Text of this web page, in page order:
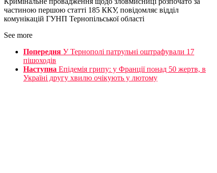
частиною першою статті 185 ККУ, повідомляє відділ
комунікацій ГУНП Тернопільської області
See more
Попередня У Тернополі патрульні оштрафували 17
пішоходів
Наступна Епідемія грипу: у Франції понад 50 жертв, в
Україні другу хвилю очікують у лютому